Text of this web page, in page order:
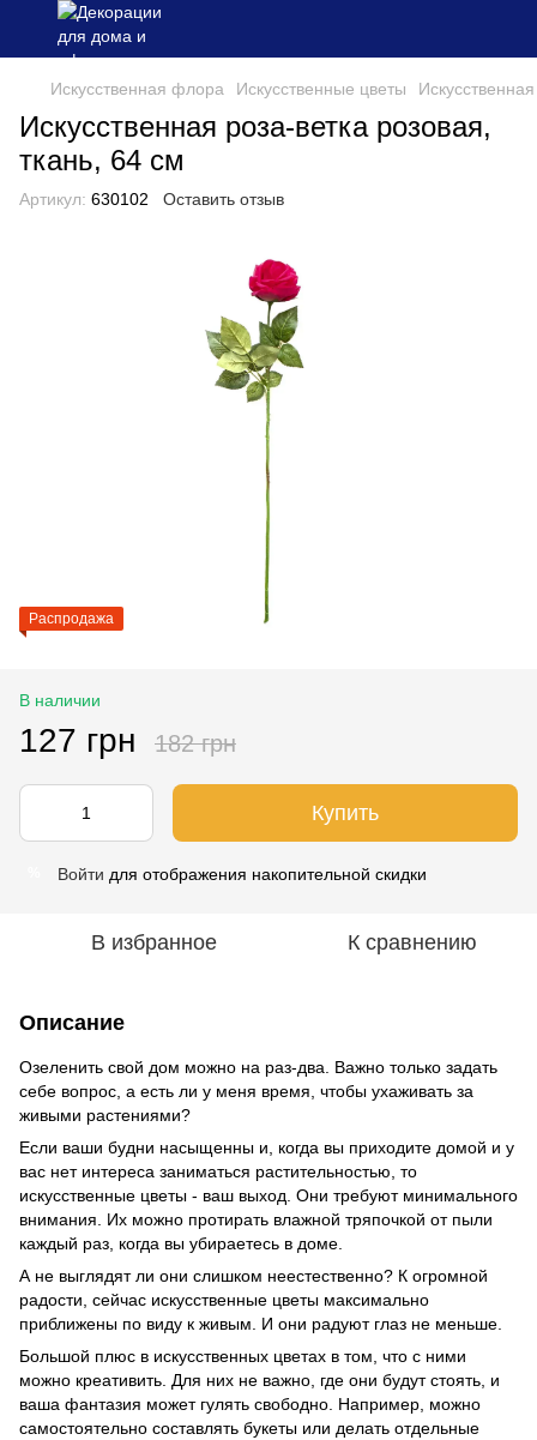
Искусственная флора Искусственные цветы
Искусственная роза-ветка розовая,
ткань, 64 см
Артикул: 630102 Оставить отзыв
Распродажа
В наличии
127 грн 182 грн
Купить
Войти для отображения накопительной скидки
В избранное К сравнению
Описание
Озеленить свой дом можно на раз-два. Важно только задать
себе вопрос, а есть ли у меня время, чтобы ухаживать за
живыми растениями?
Если ваши будни насыщенны и, когда вы приходите домой и у
вас нет интереса заниматься растительностью, то
искусственные цветы - ваш выход. Они требуют минимального
внимания. Их можно протирать влажной тряпочкой от пыли
каждый раз, когда вы убираетесь в доме.
А не выглядят ли они слишком неестественно? К огромной
радости, сейчас искусственные цветы максимально
приближены по виду к живым. И они радуют глаз не меньше.
Большой плюс в искусственных цветах в том, что с ними
можно креативить. Для них не важно, где они будут стоять, и
ваша фантазия может гулять свободно. Например, можно
самостоятельно составлять букеты или делать отдельные